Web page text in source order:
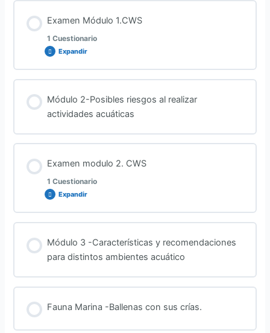
Examen Módulo 1.CWS
1 Cuestionario
Expandir
Módulo 2-Posibles riesgos al realizar
actividades acuáticas
Examen modulo 2. CWS
1 Cuestionario
Expandir
Módulo 3 -Características y recomendaciones
para distintos ambientes acuático
Fauna Marina -Ballenas con sus crías.